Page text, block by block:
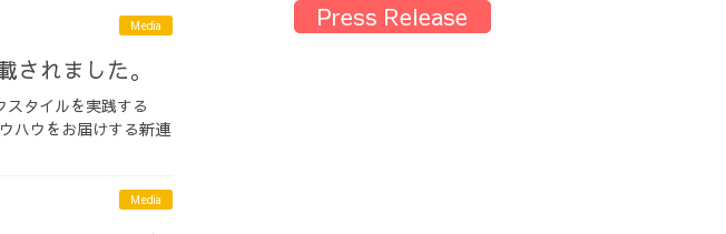
Media
されました。
スタイルを実践する
ハウをお届けする新連
Media
Press Release